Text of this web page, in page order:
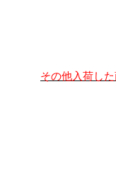
その他入荷し